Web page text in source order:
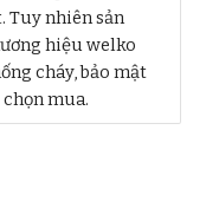
Tuy nhiên sản
hiệu welko
cháy, bảo mật
mua.